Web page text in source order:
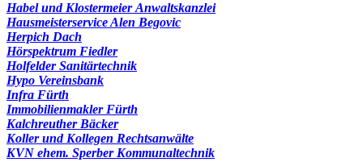
Habel und Klostermeier Anwaltskanzlei
Hausmeisterservice Alen Begovic
Herpich Dach
Hörspektrum Fiedler
Holfelder Sanitärtechnik
Hypo Vereinsbank
Infra Fürth
Immobilienmakler Fürth
Kalchreuther Bäcker
Koller und Kollegen Rechtsanwälte
KVN ehem. Sperber Kommunaltechnik